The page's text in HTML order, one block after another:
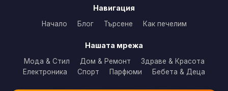
Навигация
Начало Блог Търсене Как печелим
Нашата мрежа
Мода & Стил Дом & Ремонт
Здраве & Красота
Електроника
Спорт Парфюми Бебета & Деца